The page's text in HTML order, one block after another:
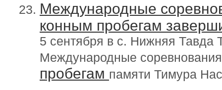
Международные
конным пробегам
5 сентября в с. Нижняя Тавда
Международные
пробегам памяти Тимура